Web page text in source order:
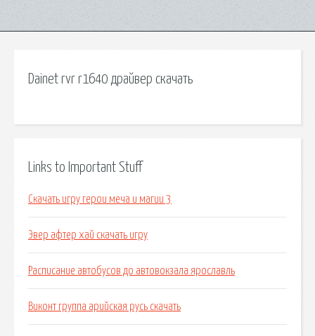
Dainet rvr r1640 драйвер скачать
Links to Important Stuff
Скачать игру герои меча и магии 3
Эвер афтер хай скачать игру
Расписание автобусов до автовокзала ярославль
Виконт группа арийская русь скачать